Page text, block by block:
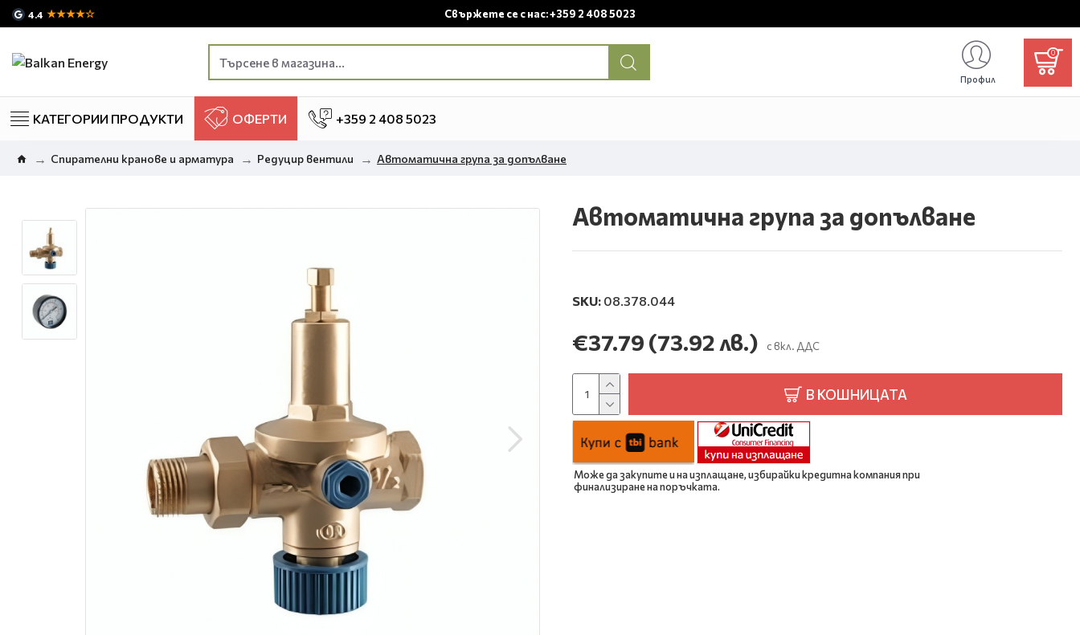
4.4 ★★★★☆ Свържете се с нас: +359 2 408 5023
Профил
0
КАТЕГОРИИ ПРОДУКТИ ОФЕРТИ +359 2 408 5023
Спирателни кранове и арматура Редуцир вентили Автоматична група за допълване
Автоматична група за допълване
SKU: 08.378.044
€37.79 (73.92 лв.) с вкл. ДДС
В КОШНИЦАТА
Може да закупите и на изплащане, избирайки кредитна компания при
финализиране на поръчката.